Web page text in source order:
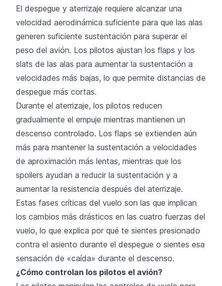
El despegue y aterrizaje requiere alcanzar una
velocidad aerodinámica suficiente para que las alas
generen suficiente sustentación para superar el
peso del avión. Los pilotos ajustan los flaps y los
slats de las alas para aumentar la sustentación a
velocidades más bajas, lo que permite distancias de
despegue más cortas.
Durante el aterrizaje, los pilotos reducen
gradualmente el empuje mientras mantienen un
descenso controlado. Los flaps se extienden aún
más para mantener la sustentación a velocidades
de aproximación más lentas, mientras que los
spoilers ayudan a reducir la sustentación y a
aumentar la resistencia después del aterrizaje.
Estas fases críticas del vuelo son las que implican
los cambios más drásticos en las cuatro fuerzas del
vuelo, lo que explica por qué te sientes presionado
contra el asiento durante el despegue o sientes esa
sensación de «caída» durante el descenso.
¿Cómo controlan los pilotos el avión?